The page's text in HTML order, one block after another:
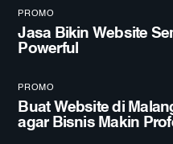
PROMO
Jasa Bikin Website
Powerful
PROMO
Buat Website di
agar Bisnis Makin